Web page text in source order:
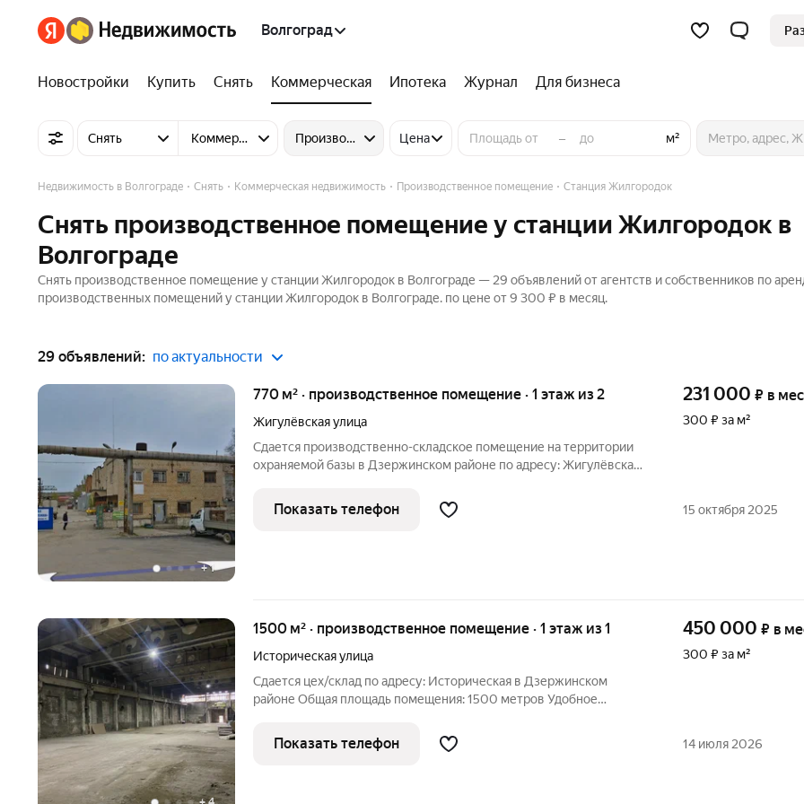
Волгоград
Новостройки Купить Снять Коммерческая Ипотека Журнал Для бизнеса
Снять Коммерческую недвижимостьПроизводственное помещение
Цена – м²
Недвижимость в Волгограде Снять Коммерческая недвижимость Производственное помещение Станция Жилгородок
Снять производственное помещение у станции Жилгородок в
Волгограде
Снять производственное помещение у станции Жилгородок в Волгограде — 29 объявлений от агентств и собственников по
производственных помещений у станции Жилгородок в Волгограде. по цене от 9 300 ₽ в месяц.
29 объявлений: по актуальности
+1
770 м² · производственное помещение · 1 этаж из 2
Жигулёвская улица
Сдается производственно-складское помещение на территории
охраняемой базы в Дзержинском районе по адресу: Жигулёвская
местоположение с выездом на Московскую трассу и шоссе
Авиаторов.
231 000 ₽ в
300 ₽ за м²
Показать телефон 15 октября 2025
1500 м² · производственное помещение · 1 этаж из 1
Историческая улица
Сдается цех/склад по адресу: Историческая в Дзержинском
районе Общая площадь помещения: 1500 метров Удобное
для грузовых автомобилей. Высокий автомобильный трафик.
Рядом Гипермаркет Ситилинг,
450 000 ₽ в
300 ₽ за м²
Показать телефон 14 июля 2026